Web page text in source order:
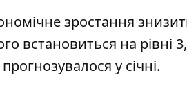
зростання
встановиться на рівні
у січні.